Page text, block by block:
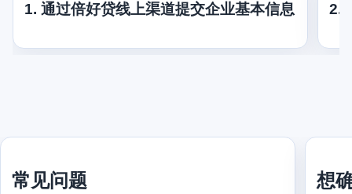
1. 通过倍好贷线上渠道提交企业基本信息 2.
常见问题 想